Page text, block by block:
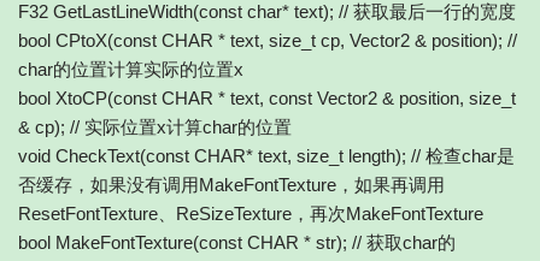
F32 GetLastLineWidth(const char* text); // 获取最后一行的宽度
bool CPtoX(const CHAR * text, size_t cp, Vector2 & position); //
char的位置计算实际的位置x
bool XtoCP(const CHAR * text, const Vector2 & position, size_t
& cp); // 实际位置x计算char的位置
void CheckText(const CHAR* text, size_t length); // 检查char是
否缓存，如果没有调用MakeFontTexture，如果再调用
ResetFontTexture、ReSizeTexture，再次MakeFontTexture
bool MakeFontTexture(const CHAR * str); // 获取char的